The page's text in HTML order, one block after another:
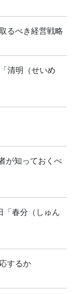
るべき経営戦略
清明（せいめ
が知っておくべ
春分（しゅん
するか